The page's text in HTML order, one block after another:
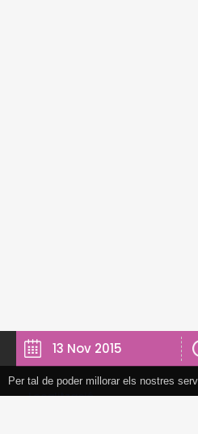
13 Nov 2015
Localització
Per tal de poder millorar els nostres